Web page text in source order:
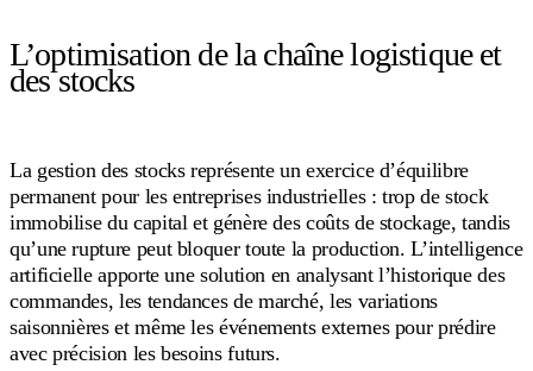
L’optimisation de la chaîne logistique et
des stocks
La gestion des stocks représente un exercice d’équilibre
permanent pour les entreprises industrielles : trop de stock
immobilise du capital et génère des coûts de stockage, tandis
qu’une rupture peut bloquer toute la production. L’intelligence
artificielle apporte une solution en analysant l’historique des
commandes, les tendances de marché, les variations
saisonnières et même les événements externes pour prédire
avec précision les besoins futurs.